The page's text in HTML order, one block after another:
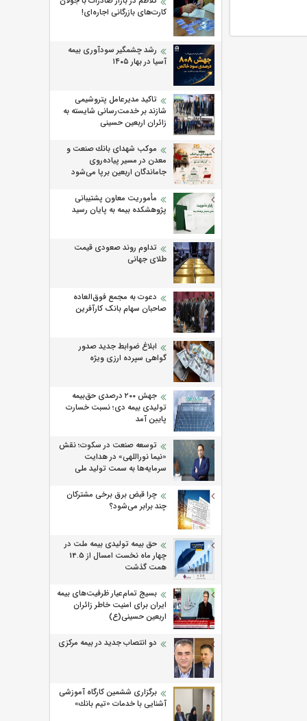
کارت‌های بازرگانی اجاره‌ای!
رشد چشمگیر سودآوری بیمه
آسیا در بهار ۱۴۰۵
تاکید مدیرعامل پتروشیمی
شازند بر خدمت‌رسانی شایسته به
زائران اربعین حسینی
موكب شهدای بانك صنعت و
معدن در مسیر پیاده‌روی
جاماندگان اربعین برپا می‌شود
مأموریت معاون پشتیبانی
پژوهشكده بیمه به پایان رسید
تداوم روند صعودی قیمت
طلای جهانی
دعوت به مجمع فوق‌العاده
صاحبان سهام بانک کارآفرین
ابلاغ ضوابط جدید صدور
گواهی سپرده ارزی ویژه
جهش ۲۰۰ درصدی حق‌بیمه
تولیدی بیمه دی؛ نسبت خسارت
پایین آمد
توسعه صنعت در سکوت؛ نقش
«نیما نوراللهی» در هدایت
سرمایه‌ها به سمت تولید ملی
چرا قبض برق برخی مشترکان
چند برابر می‌شود؟
حق بیمه تولیدی بیمه ملت در
چهار ماه نخست امسال از 14.5
همت گذشت
بسیج تمام‌عیار ظرفیت‌های بیمه
ایران برای امنیت خاطر زائران
اربعین حسینی(ع)
دو انتصاب جدید در بیمه مرکزی
برگزاری ششمین كارگاه آموزشی
آشنایی با خدمات «تیم بانك»